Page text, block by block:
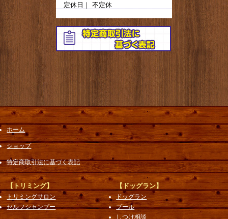
定休日｜ 不定休
ホーム
ショップ
特定商取引法に基づく表記
【トリミング】
トリミングサロン
セルフシャンプー
【ドッグラン】
ドッグラン
プール
しつけ相談